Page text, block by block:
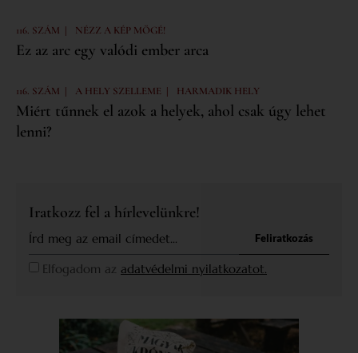
116. SZÁM | NÉZZ A KÉP MÖGÉ!
Ez az arc egy valódi ember arca
116. SZÁM | A HELY SZELLEME | HARMADIK HELY
Miért tűnnek el azok a helyek, ahol csak úgy lehet
lenni?
Iratkozz fel a hírlevelünkre!
Elfogadom az adatvédelmi nyilatkozatot.
Feliratkozás